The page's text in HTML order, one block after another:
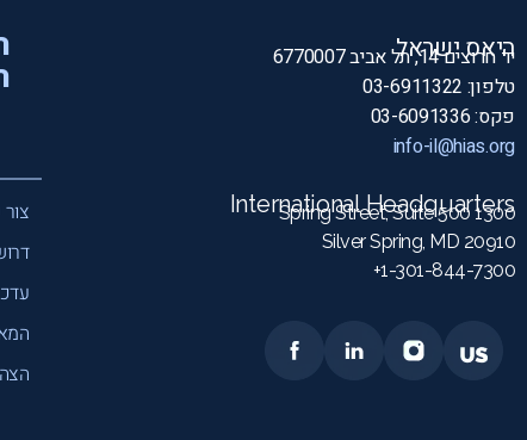
היאס ישראל
יד חרוצים 14, תל אביב 6770007
טלפון: 03-6911322
פקס: 03-6091336
info-il@hias.org
International Headquarters
1300 Spring Street, Suite 500
Silver Spring, MD 20910
1-301-844-7300+